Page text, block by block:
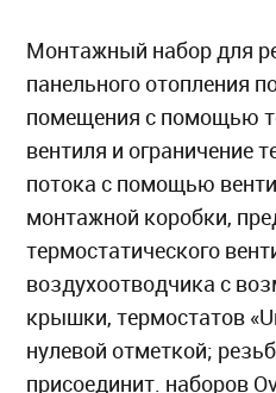
Монтажный набор для
панельного отопления
помещения с помощью
вентиля и ограничение
потока с помощью
монтажной коробки,
термостатического
воздухоотводчика с
крышки, термостатов
нулевой отметкой;
присоединит. наборов